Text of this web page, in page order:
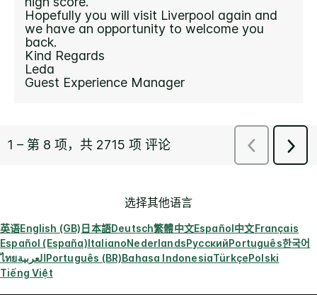
选择其他语言
英语English (GB)日本語Deutsch繁體中文Español中文Français
Español (España)ItalianoNederlandsРусскийPortuguês한국어
ไทยالعربيةPortuguês (BR)Bahasa IndonesiaTürkçePolski
Tiếng Việt